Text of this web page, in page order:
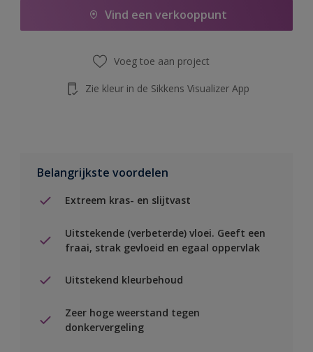
Vind een verkooppunt
Voeg toe aan project
Zie kleur in de Sikkens Visualizer App
Belangrijkste voordelen
Extreem kras- en slijtvast
Uitstekende (verbeterde) vloei. Geeft een
fraai, strak gevloeid en egaal oppervlak
Uitstekend kleurbehoud
Zeer hoge weerstand tegen
donkervergeling